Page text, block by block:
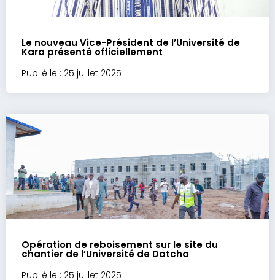
Le nouveau Vice-Président de l’Université de
Kara présenté officiellement
Publié le : 25 juillet 2025
Opération de reboisement sur le site du
chantier de l’Université de Datcha
Publié le : 25 juillet 2025